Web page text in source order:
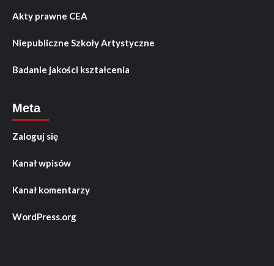
Akty prawne CEA
Niepubliczne Szkoły Artystyczne
Badanie jakości kształcenia
Meta
Zaloguj się
Kanał wpisów
Kanał komentarzy
WordPress.org